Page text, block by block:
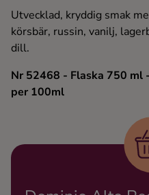
Ingredienser
Utvecklad, kryddig smak
körsbär, russin, vanilj,
dill.
Nr 52468 - Flaska 750 ml
per 100ml